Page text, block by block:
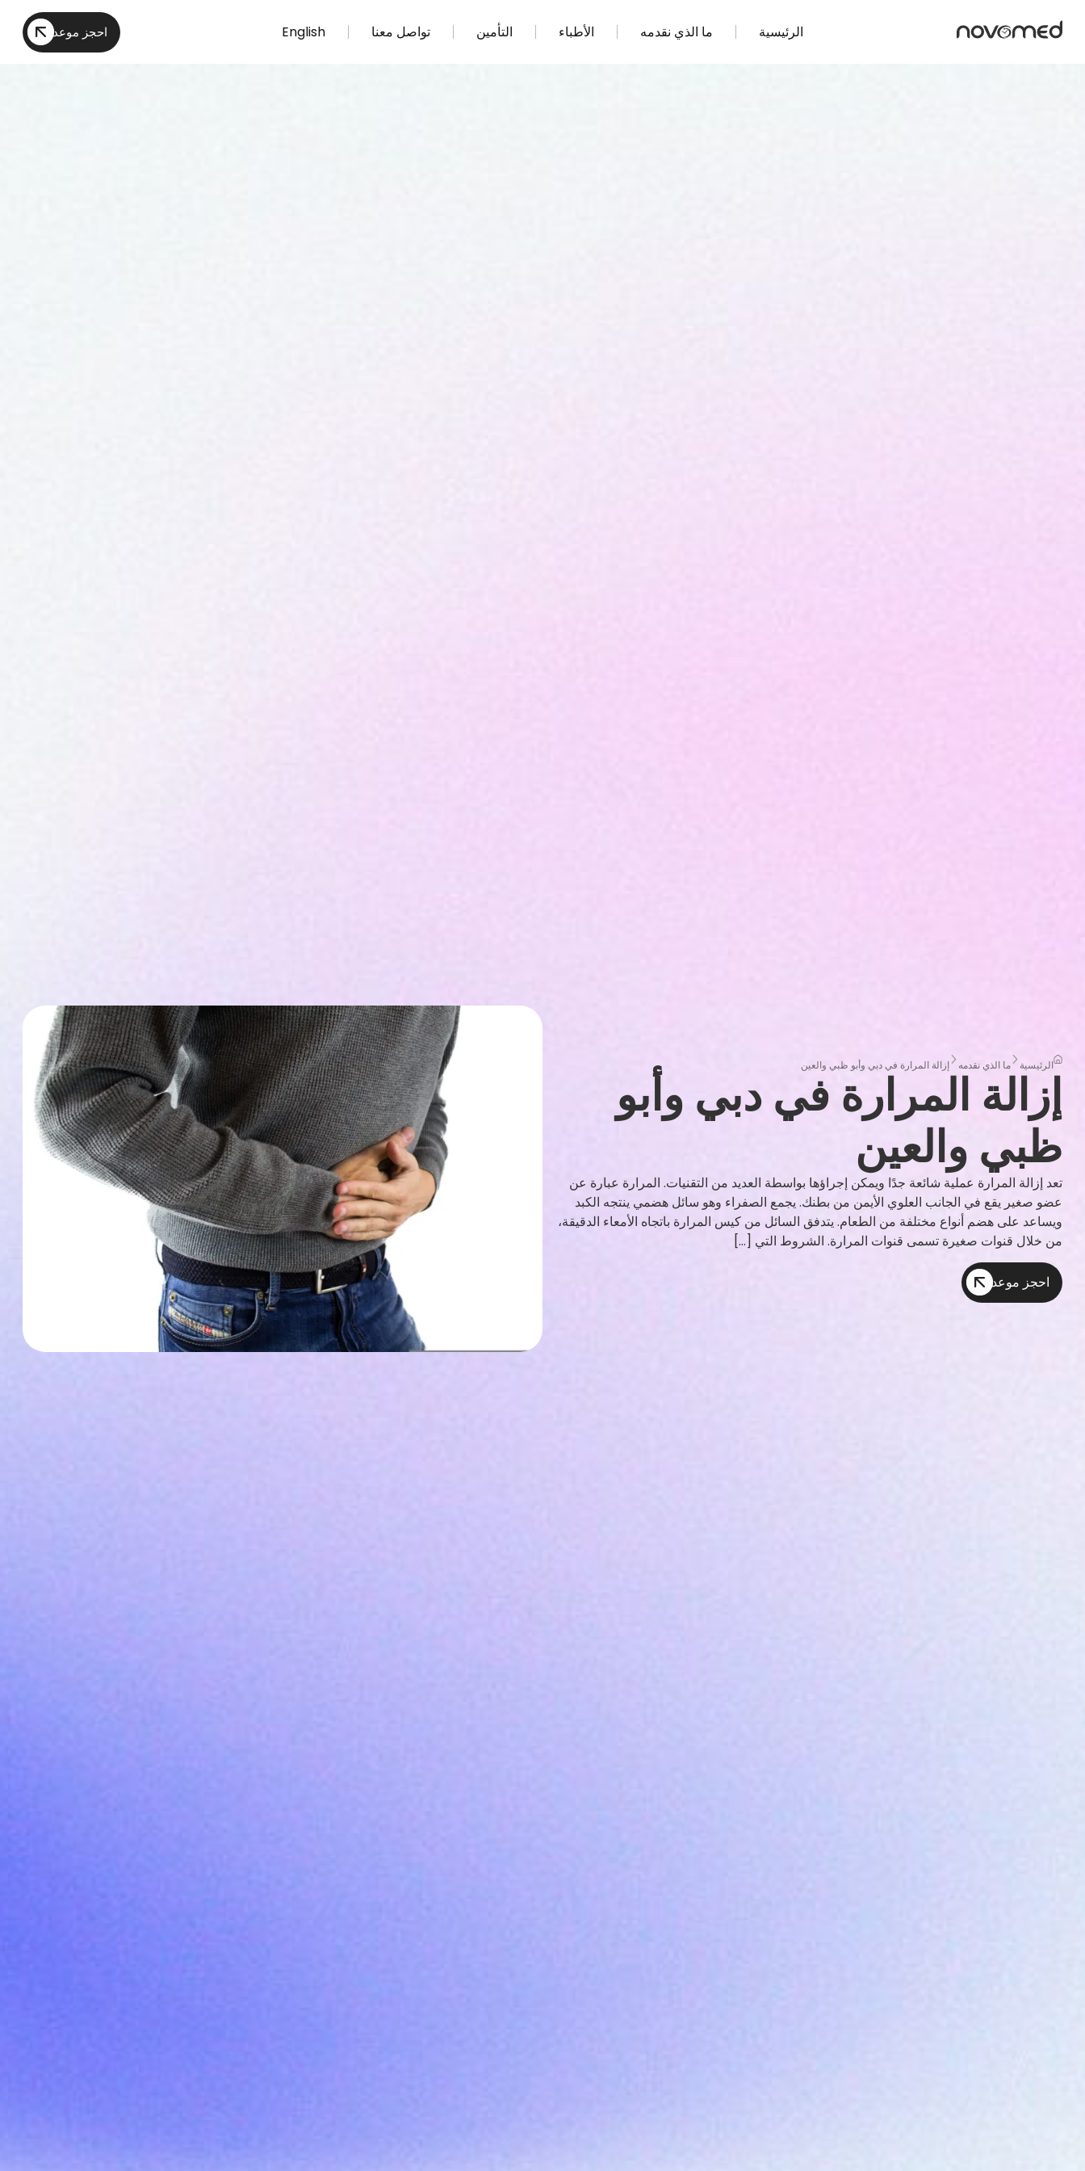
الرئيسية ما الذي نقدمه الأطباء التأمين تواصل معنا English احجز موعد
الرئيسية ما الذي نقدمه إزالة المرارة في دبي وأبو ظبي والعين
إزالة المرارة في دبي وأبو
ظبي والعين
تعد إزالة المرارة عملية شائعة جدًا ويمكن إجراؤها بواسطة العديد من التقنيات. المرارة عبارة عن
عضو صغير يقع في الجانب العلوي الأيمن من بطنك. يجمع الصفراء وهو سائل هضمي ينتجه الكبد
ويساعد على هضم أنواع مختلفة من الطعام. يتدفق السائل من كيس المرارة باتجاه الأمعاء الدقيقة،
من خلال قنوات صغيرة تسمى قنوات المرارة. الشروط التي […]
احجز موعد